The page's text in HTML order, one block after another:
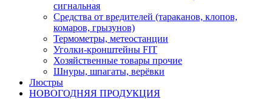
сигнальная
Средства от вредителей (тараканов, клопов,
комаров, грызунов)
Термометры, метеостанции
Уголки-кронштейны FIT
Хозяйственные товары прочие
Шнуры, шпагаты, верёвки
Люстры
НОВОГОДНЯЯ ПРОДУКЦИЯ